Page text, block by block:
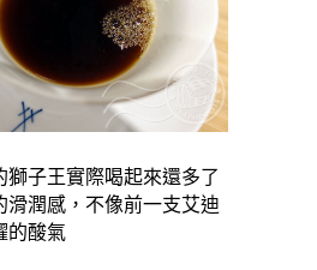
獅子王實際喝起來還多了
滑潤感，不像前一支艾迪
的酸氣